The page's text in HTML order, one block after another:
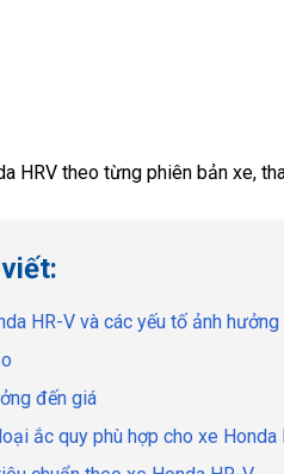
HRV theo từng phiên bản xe,
HR-V và các yếu tố ảnh hưởng
đến giá
ắc quy phù hợp cho xe Honda